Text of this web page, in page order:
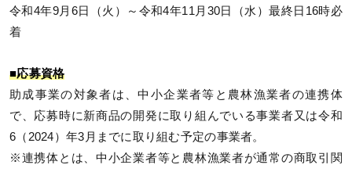
令和4年9月6日（火）～令和4年11月30日（水）最終日16時必
着
■応募資格
助成事業の対象者は、中小企業者等と農林漁業者の連携体
で、応募時に新商品の開発に取り組んでいる事業者又は令和
6（2024）年3月までに取り組む予定の事業者。
※連携体とは、中小企業者等と農林漁業者が通常の商取引関